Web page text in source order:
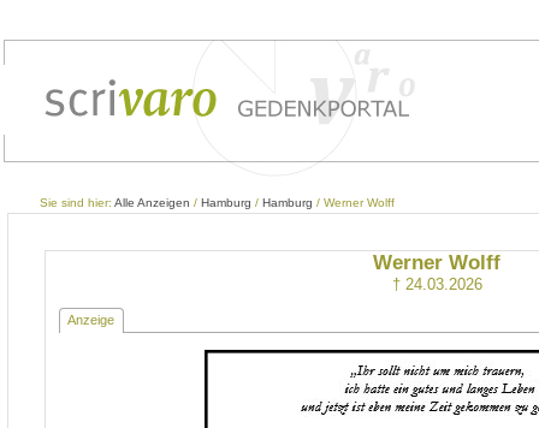
Sie sind hier: Alle Anzeigen / Hamburg / Hamburg / Werner Wolff
Werner Wolff
† 24.03.2026
Anzeige